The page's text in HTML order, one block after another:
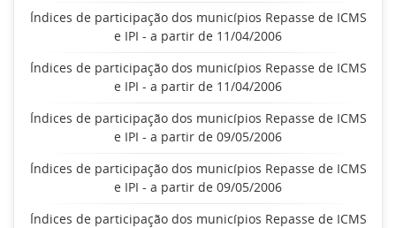
Índices de participação dos municípios Repasse de ICMS
e IPI - a partir de 11/04/2006
Índices de participação dos municípios Repasse de ICMS
e IPI - a partir de 11/04/2006
Índices de participação dos municípios Repasse de ICMS
e IPI - a partir de 09/05/2006
Índices de participação dos municípios Repasse de ICMS
e IPI - a partir de 09/05/2006
Índices de participação dos municípios Repasse de ICMS